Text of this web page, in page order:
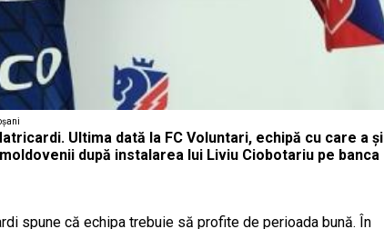
Ultima dată la FC Voluntari, echipă cu care a şi
după instalarea lui Liviu Ciobotariu pe banca
spune că echipa trebuie să profite de perioada bună. În